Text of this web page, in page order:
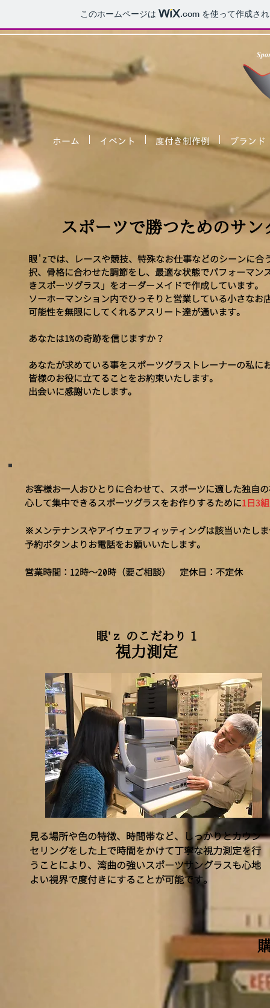
このホームページは .com を使って作成さ
ホーム イベント 度付き制作例 ブランド
スポーツで勝つためのサン
眼'zでは、レースや競技、特殊なお仕事などのシーンに合
択、骨格に合わせた調節をし、最適な状態でパフォーマン
きスポーツグラス」をオーダーメイドで作成しています。
ソーホーマンション内でひっそりと営業している小さなお
可能性を無限にしてくれるアスリート達が通います。
あなたは1%の奇跡を信じますか？
あなたが求めている事をスポーツグラストレーナーの私に
皆様のお役に立てることをお約束いたします。
出会いに感謝いたします。
お客様お一人おひとりに合わせて、スポーツに適した独自
心して集中できるスポーツグラスをお作りするために1日3
※メンテナンスやアイウェアフィッティングは該当いたし
​予約ボタンよりお電話をお願いいたします。
​営業時間：12時～20時（要ご相談） 定休日：不定休
眼'ｚ のこだわり 1
視力測定
​見る場所や色の特徴、時間帯など、しっかりとカウン
セリングをした上で時間をかけて丁寧な視力測定を行
うことにより、湾曲の強いスポーツサングラスも心地
よい視界で度付きにすることが可能です。